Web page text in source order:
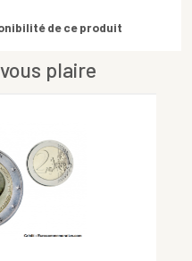
de ce produit
plaire